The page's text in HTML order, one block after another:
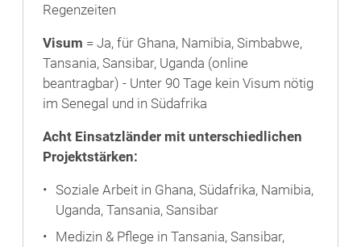
Regenzeiten
Visum = Ja, für Ghana, Namibia, Simbabwe,
Tansania, Sansibar, Uganda (online
beantragbar) - Unter 90 Tage kein Visum nötig
im Senegal und in Südafrika
Acht Einsatzländer mit unterschiedlichen
Projektstärken:
Soziale Arbeit in Ghana, Südafrika, Namibia,
Uganda, Tansania, Sansibar
Medizin & Pflege in Tansania, Sansibar,